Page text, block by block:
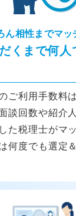
ん相性までマッ
くまで何
ご利用手数料
談回数や紹介
た税理士がマ
何度でも選定